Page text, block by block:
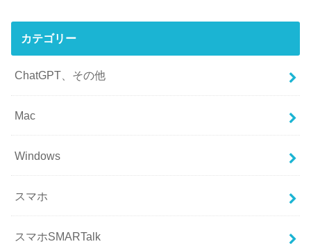
カテゴリー
ChatGPT、その他
Mac
Windows
スマホ
スマホSMARTalk